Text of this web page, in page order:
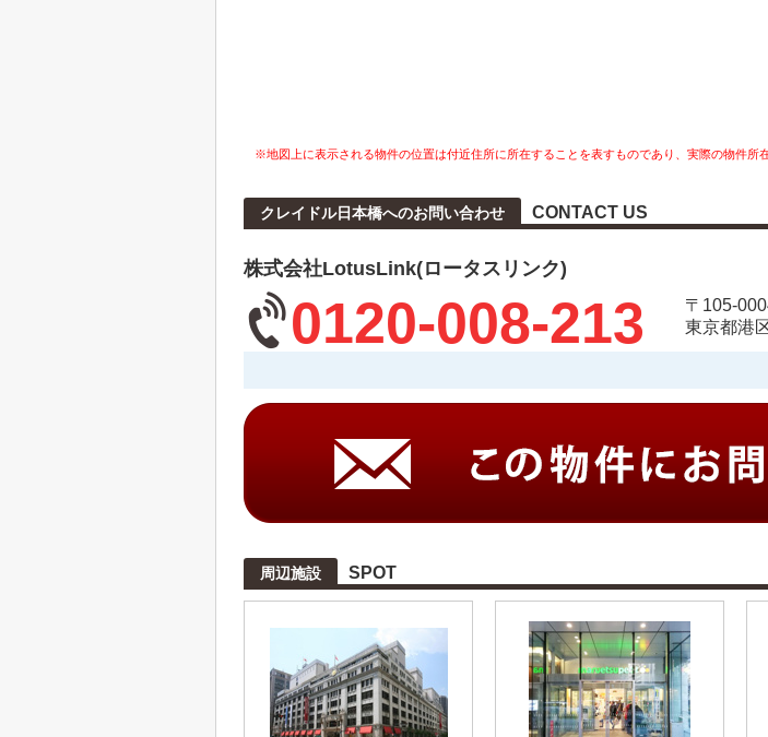
※地図上に表示される物件の位置は付近住所に所在することを表すものであり、実際の物件所
クレイドル日本橋へのお問い合わせ CONTACT US
株式会社LotusLink(ロータスリンク)
0120-008-213
〒105-
東京都港
周辺施設 SPOT